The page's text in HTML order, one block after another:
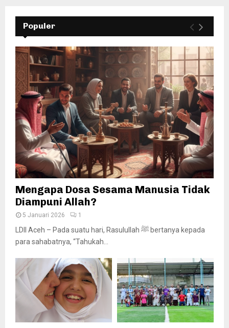
Populer
Mengapa Dosa Sesama Manusia Tidak
Diampuni Allah?
5 Januari 2026 1
LDII Aceh – Pada suatu hari, Rasulullah ﷺ bertanya kepada
para sahabatnya, “Tahukah...